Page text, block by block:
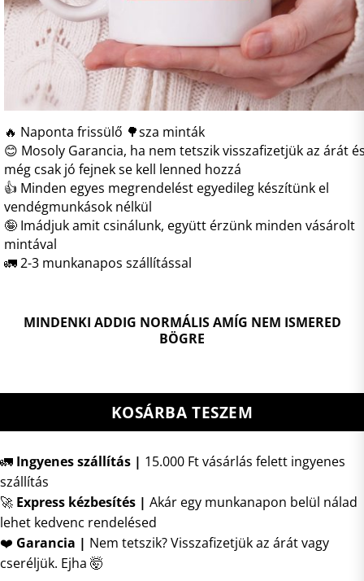
🔥 Naponta frissülő 🌳sza minták
😊 Mosoly Garancia, ha nem tetszik visszafizetjük az árát
még csak jó fejnek se kell lenned hozzá
👍 Minden egyes megrendelést egyedileg készítünk el
vendégmunkások nélkül
🤪 Imádjuk amit csinálunk, együtt érzünk minden vásárolt
mintával
🚛 2-3 munkanapos szállítással
MINDENKI ADDIG NORMÁLIS AMÍG NEM ISMERED
BÖGRE
KOSÁRBA TESZEM
🚛 Ingyenes szállítás | 15.000 Ft vásárlás felett ingyenes
szállítás
🚀 Express kézbesítés | Akár egy munkanapon belül nálad
lehet kedvenc rendelésed
❤️ Garancia | Nem tetszik? Visszafizetjük az árát vagy
cseréljük. Ejha 🤯